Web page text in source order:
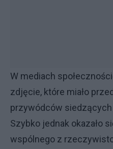
W mediach
zdjęcie, które miało
przywódców siedzących
Szybko jednak okazało
wspólnego z